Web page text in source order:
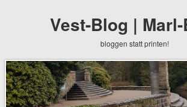
Vest-Blog |
bloggen statt printen!